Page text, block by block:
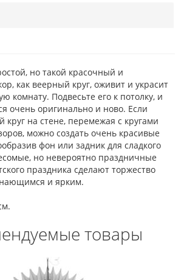
но такой красочный и
как веерный круг, оживит и украсит
комнату. Подвесьте его к потолку, и
очень оригинально и ново. Если
круг на стене, перемежая с кругами
можно создать очень красивые
фон или задник для сладкого
но невероятно праздничные
праздника сделают торжество
и ярким.
товары